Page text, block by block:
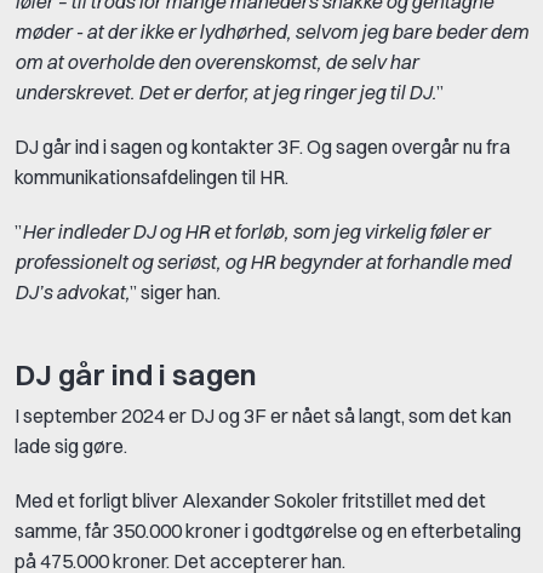
møder - at der ikke er lydhørhed, selvom jeg bare beder dem
om at overholde den overenskomst, de selv har
underskrevet. Det er derfor, at jeg ringer jeg til DJ.”
DJ går ind i sagen og kontakter 3F. Og sagen overgår nu fra
kommunikationsafdelingen til HR.
”Her indleder DJ og HR et forløb, som jeg virkelig føler er
professionelt og seriøst, og HR begynder at forhandle med
DJ’s advokat,” siger han.
DJ går ind i sagen
I september 2024 er DJ og 3F er nået så langt, som det kan
lade sig gøre.
Med et forligt bliver Alexander Sokoler fritstillet med det
samme, får 350.000 kroner i godtgørelse og en efterbetaling
på 475.000 kroner. Det accepterer han.